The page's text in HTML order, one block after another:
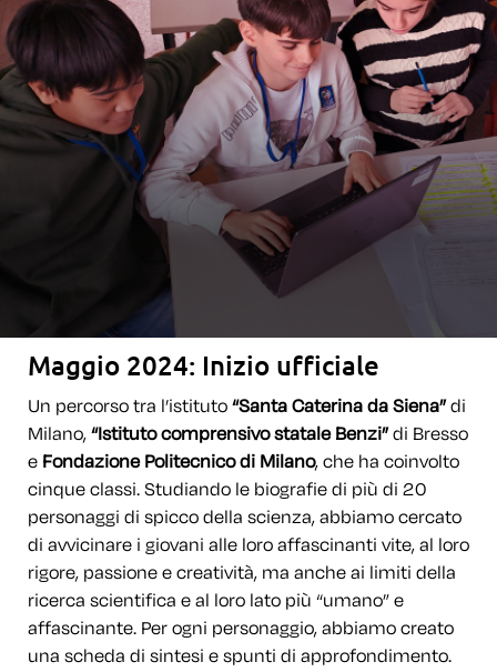
Maggio 2024: Inizio ufficiale
Un percorso tra l’istituto“Santa Caterina da Siena”di
Milano,“Istituto comprensivo statale Benzi”di Bresso
e Fondazione Politecnico di Milano, che ha coinvolto
cinque classi. Studiando le biografie di più di 20
personaggi di spicco della scienza, abbiamo cercato
di avvicinare i giovani alle loro affascinanti vite, al loro
rigore, passione e creatività, ma anche ai limiti della
ricerca scientifica e al loro lato più “umano” e
affascinante. Per ogni personaggio, abbiamo creato
una scheda di sintesi e spunti di approfondimento.